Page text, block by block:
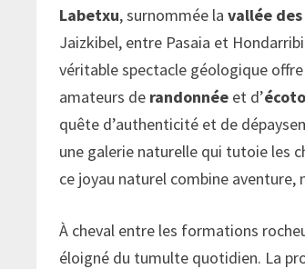
Labetxu, surnommée lavallée
Jaizkibel, entre Pasaia et
véritable spectacle géologique
amateurs de randonnée et d’
quête d’authenticité et de
une galerie naturelle qui tutoie les
ce joyau naturel combine
À cheval entre les formations
éloigné du tumulte quotidien. La